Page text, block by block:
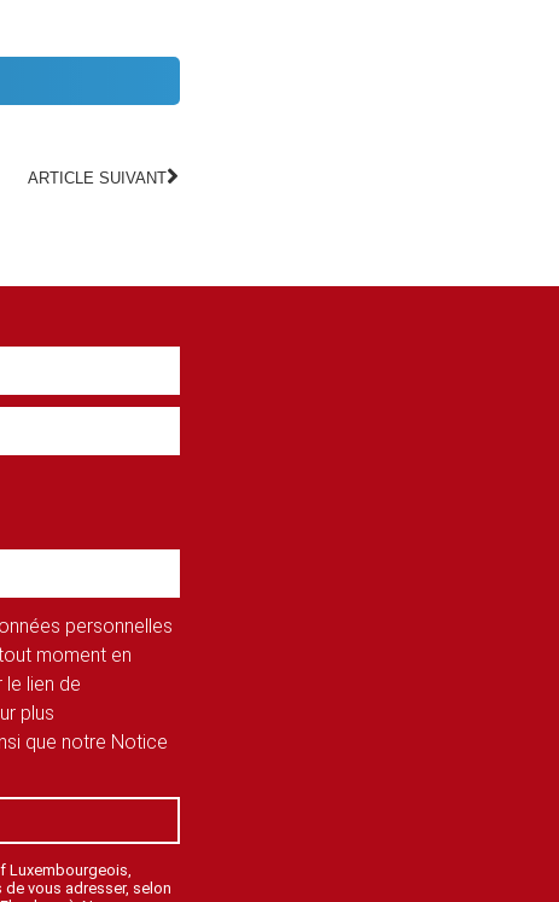
ARTICLE SUIVANT
personnelles
moment en
lien de
plus
que notre Notice
Luxembourgeois,
vous adresser, selon